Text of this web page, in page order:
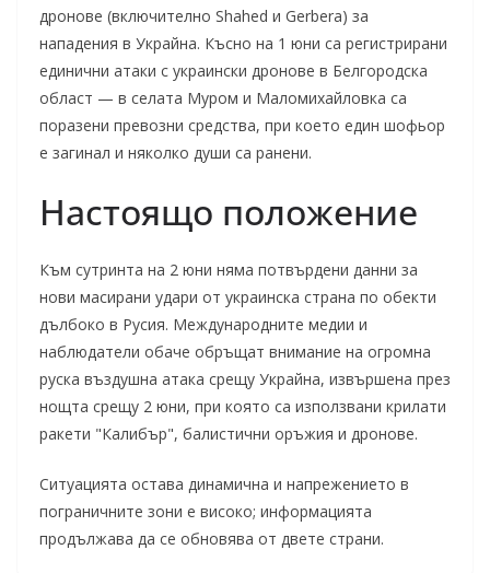
дронове (включително Shahed и Gerbera) за
нападения в Украйна. Късно на 1 юни са регистрирани
единични атаки с украински дронове в Белгородска
област — в селата Муром и Маломихайловка са
поразени превозни средства, при което един шофьор
е загинал и няколко души са ранени.
Настоящо положение
Към сутринта на 2 юни няма потвърдени данни за
нови масирани удари от украинска страна по обекти
дълбоко в Русия. Международните медии и
наблюдатели обаче обръщат внимание на огромна
руска въздушна атака срещу Украйна, извършена през
нощта срещу 2 юни, при която са използвани крилати
ракети "Калибър", балистични оръжия и дронове.
Ситуацията остава динамична и напрежението в
пограничните зони е високо; информацията
продължава да се обновява от двете страни.